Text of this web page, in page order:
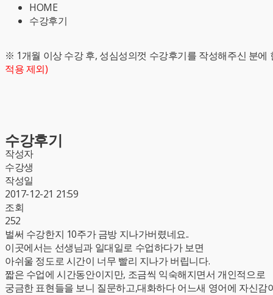
HOME
수강후기
※ 1개월 이상 수강 후, 성심성의껏 수강후기를 작성해주신 분에
적용 제외)
수강후기
작성자
수강생
작성일
2017-12-21 21:59
조회
252
벌써 수강한지 10주가 금방 지나가버렸네요..
이곳에서는 선생님과 일대일로 수업하다가 보면
아쉬울 정도로 시간이 너무 빨리 지나가 버립니다.
짧은 수업에 시간동안이지만, 조금씩 익숙해지면서 개인적으로
궁금한 표현들을 보니 질문하고,대화하다 어느새 영어에 자신감